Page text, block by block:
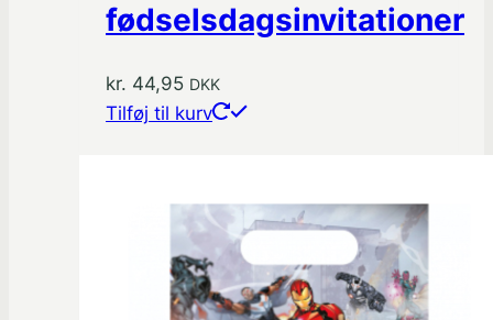
fødselsdagsinvitationer
kr. 44,95 DKK
Tilføj til kurv